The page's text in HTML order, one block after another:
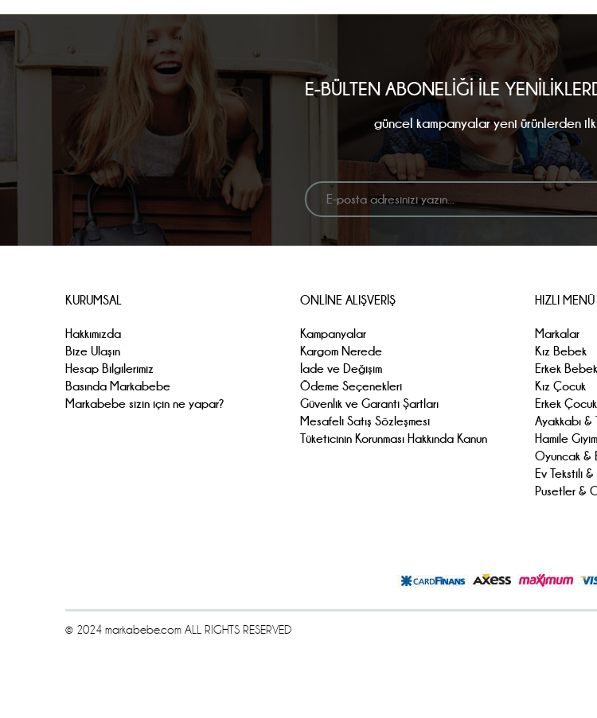
E-BÜLTEN ABONELİĞİ İLE
güncel kampanyalar yeni ürünlerden
KURUMSAL
Hakkımızda
Bize Ulaşın
Hesap Bilgilerimiz
Basında Markabebe
Markabebe sizin için ne yapar?
ONLİNE ALIŞVERİŞ
Kampanyalar
Kargom Nerede
İade ve Değişim
Ödeme Seçenekleri
Güvenlik ve Garanti Şartları
Mesafeli Satış Sözleşmesi
Tüketicinin Korunması Hakkında Kanun
HIZLI MENÜ
Markalar
Kız Bebek
Erkek Bebek
Kız Çocuk
Erkek Çocuk
Ayakkabı &
Hamile
Oyuncak &
Ev Tekstili
Pusetler &
© 2024 markabebe.com ALL RIGHTS RESERVED